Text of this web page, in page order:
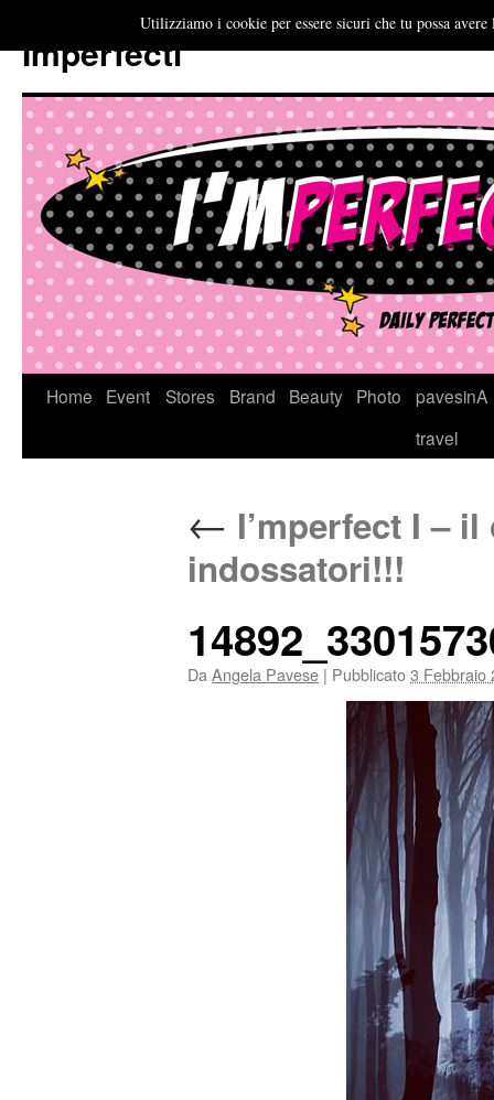
Imperfecti
VaiHome Event Stores Brand Beauty Photo
pavesinA
travel
← I’mperfect I –
indossatori!!!
Da Angela Pavese | Pubblicato3 Febbraio
Utilizziamo i cookie per essere sicuri che tu possa